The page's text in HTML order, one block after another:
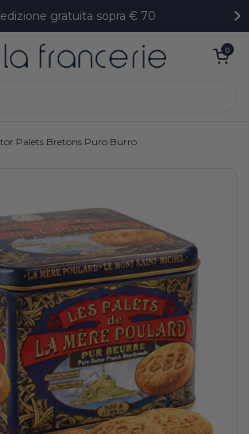
gratuita sopra € 70
Apri 0
Palets Bretons Puro Burro